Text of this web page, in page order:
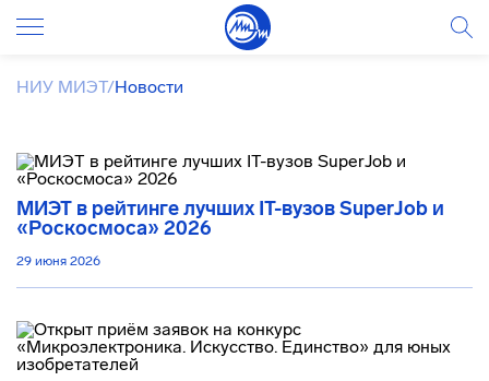
НИУ МИЭТ/Новости
МИЭТ в рейтинге лучших IT-вузов SuperJob и
«Роскосмоса» 2026
29 июня 2026